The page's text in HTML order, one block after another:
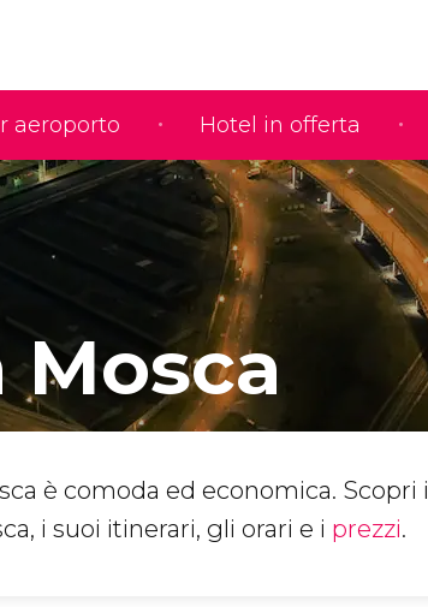
aeroporto Hotel in offerta
Mosca
è comoda ed economica. Scopri i
i suoi itinerari, gli orari e i prezzi.